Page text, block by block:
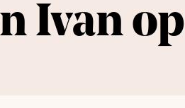
Ivan op